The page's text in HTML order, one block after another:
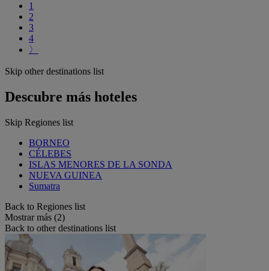
1
2
3
4
〉
Skip other destinations list
Descubre más hoteles
Skip Regiones list
BORNEO
CÉLEBES
ISLAS MENORES DE LA SONDA
NUEVA GUINEA
Sumatra
Back to Regiones list
Mostrar más (2)
Back to other destinations list